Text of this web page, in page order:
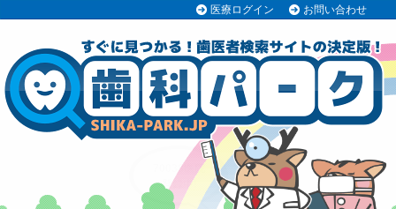
医療ログイン お問い合わせ
70038医院
登録中!